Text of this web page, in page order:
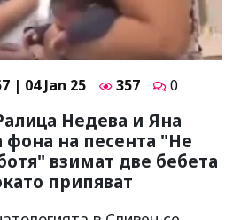
| 04 Jan 25 357 0
Недева и Яна
фона на песента "Не
взимат две бебета
припяват